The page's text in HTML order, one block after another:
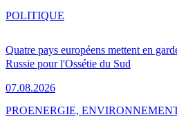
Quatre pays européens mettent en
Russie pour l'Ossétie du Sud
07.08.2026
POLITIQUE
PROENERGIE,